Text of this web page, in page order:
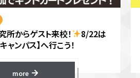
からゲスト来校！
8/22は
ャンパス】へ行こう！
more